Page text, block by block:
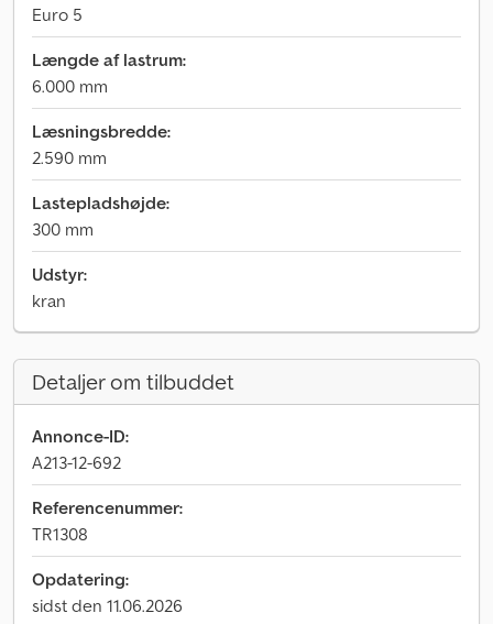
Euro 5
Længde af lastrum:
6.000 mm
Læsningsbredde:
2.590 mm
Lastepladshøjde:
300 mm
Udstyr:
kran
Detaljer om tilbuddet
Annonce-ID:
A213-12-692
Referencenummer:
TR1308
Opdatering:
sidst den 11.06.2026